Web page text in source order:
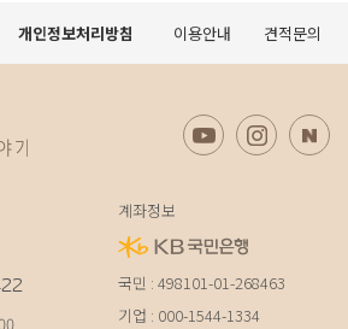
개인정보처리방침 이용안내 견적문의
계좌정보
국민 : 498101-01-268463
기업 : 000-1544-1334